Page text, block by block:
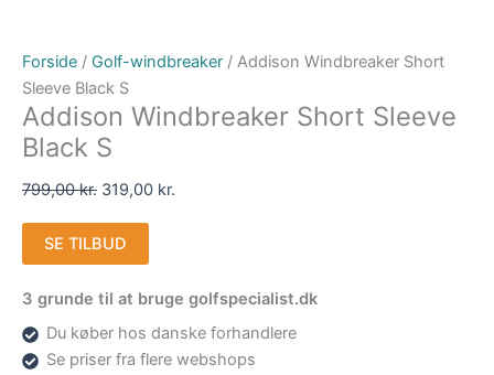
Forside / Golf-windbreaker / Addison Windbreaker Short
Sleeve Black S
Addison Windbreaker Short Sleeve
Black S
799,00kr. 319,00 kr.
SE TILBUD
3 grunde til at bruge golfspecialist.dk
Du køber hos danske forhandlere
Se priser fra flere webshops